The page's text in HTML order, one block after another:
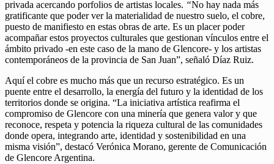
privada acercando porfolios de artistas locales. “No hay nada más
gratificante que poder ver la materialidad de nuestro suelo, el cobre,
puesto de manifiesto en estas obras de arte. Es un placer poder
acompañar estos proyectos culturales que gestionan vínculos entre el
ámbito privado -en este caso de la mano de Glencore- y los artistas
contemporáneos de la provincia de San Juan”, señaló Díaz Ruiz.
Aquí el cobre es mucho más que un recurso estratégico. Es un
puente entre el desarrollo, la energía del futuro y la identidad de los
territorios donde se origina. “La iniciativa artística reafirma el
compromiso de Glencore con una minería que genera valor y que
reconoce, respeta y potencia la riqueza cultural de las comunidades
donde opera, integrando arte, identidad y sostenibilidad en una
misma visión”, destacó Verónica Morano, gerente de Comunicación
de Glencore Argentina.